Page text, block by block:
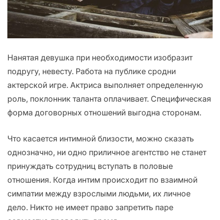
Нанятая девушка при необходимости изобразит
подругу, невесту. Работа на публике сродни
актерской игре. Актриса выполняет определенную
роль, поклонник таланта оплачивает. Специфическая
форма договорных отношений выгодна сторонам.
Что касается интимной близости, можно сказать
однозначно, ни одно приличное агентство не станет
принуждать сотрудниц вступать в половые
отношения. Когда интим происходит по взаимной
симпатии между взрослыми людьми, их личное
дело. Никто не имеет право запретить паре